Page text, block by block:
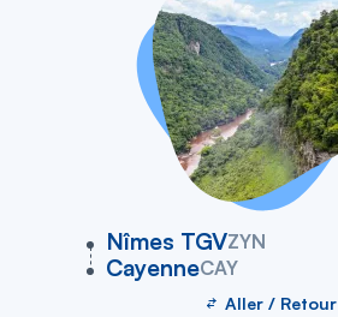
Nîmes TGVZYN
vers
CayenneCAY
Aller / Retour